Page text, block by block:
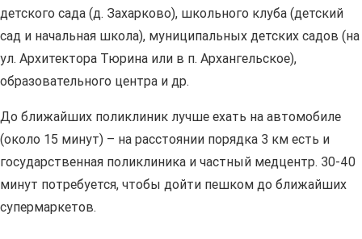
детского сада (д. Захарково), школьного клуба (детский
сад и начальная школа), муниципальных детских садов (на
ул. Архитектора Тюрина или в п. Архангельское),
образовательного центра и др.
До ближайших поликлиник лучше ехать на автомобиле
(около 15 минут) – на расстоянии порядка 3 км есть и
государственная поликлиника и частный медцентр. 30-40
минут потребуется, чтобы дойти пешком до ближайших
супермаркетов.